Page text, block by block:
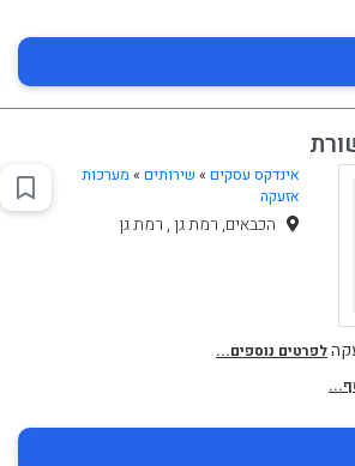
אינדקס עסקים » שירותים» מערכות
אזעקה
הכבאים, רמת גן , רמת גן
לפרטים נוספים...